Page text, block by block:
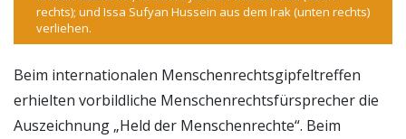
rechts); und Issa Sufyan Hussein aus dem Irak (unten rechts)
verliehen.
Beim internationalen Menschenrechtsgipfeltreffen
erhielten vorbildliche Menschenrechtsfürsprecher die
Auszeichnung „Held der Menschenrechte“. Beim